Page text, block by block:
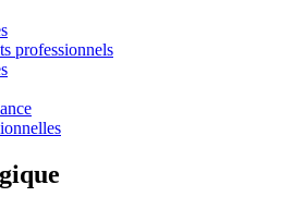
professionnels